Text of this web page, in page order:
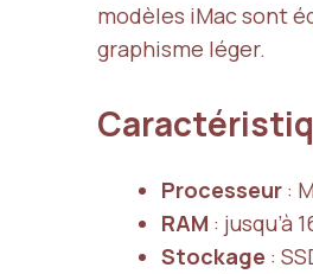
modèles iMac sont
graphisme léger.
Processeur :
RAM : jusqu’à
Stockage :